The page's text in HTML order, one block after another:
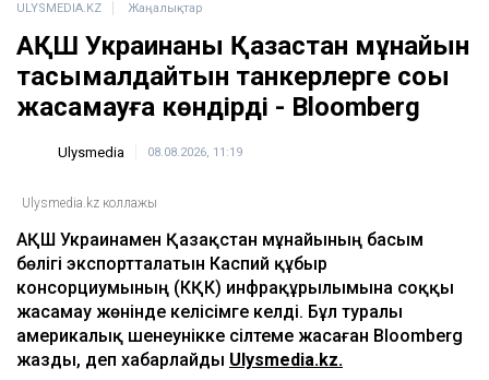
ULYSMEDIA.KZ Жаңалықтар
АҚШ Украинаны Қазақстан мұнайын
тасымалдайтын танкерлерге соққы
жасамауға көндірді - Bloomberg
Ulysmedia 08.08.2026, 11:19
Ulysmedia.kz коллажы
АҚШ Украинамен Қазақстан мұнайының басым
бөлігі экспортталатын Каспий құбыр
консорциумының (КҚК) инфрақұрылымына соққы
жасамау жөнінде келісімге келді. Бұл туралы
америкалық шенеунікке сілтеме жасаған Bloomberg
жазды, деп хабарлайды Ulysmedia.kz.